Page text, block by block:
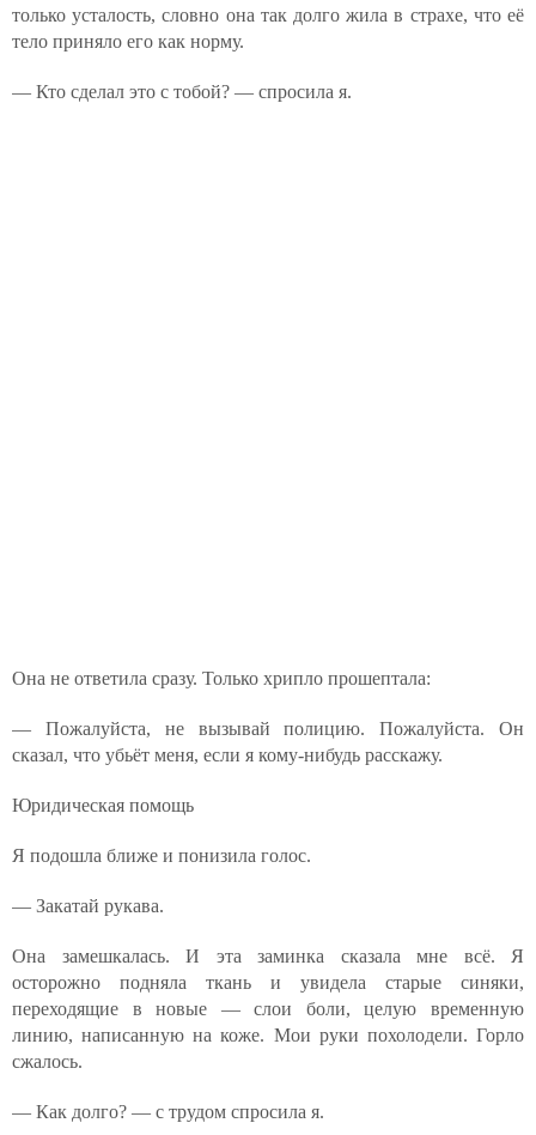
только усталость, словно она так долго жила в страхе, что её
тело приняло его как норму.
— Кто сделал это с тобой? — спросила я.
Она не ответила сразу. Только хрипло прошептала:
— Пожалуйста, не вызывай полицию. Пожалуйста. Он
сказал, что убьёт меня, если я кому-нибудь расскажу.
Юридическая помощь
Я подошла ближе и понизила голос.
— Закатай рукава.
Она замешкалась. И эта заминка сказала мне всё. Я
осторожно подняла ткань и увидела старые синяки,
переходящие в новые — слои боли, целую временную
линию, написанную на коже. Мои руки похолодели. Горло
сжалось.
— Как долго? — с трудом спросила я.